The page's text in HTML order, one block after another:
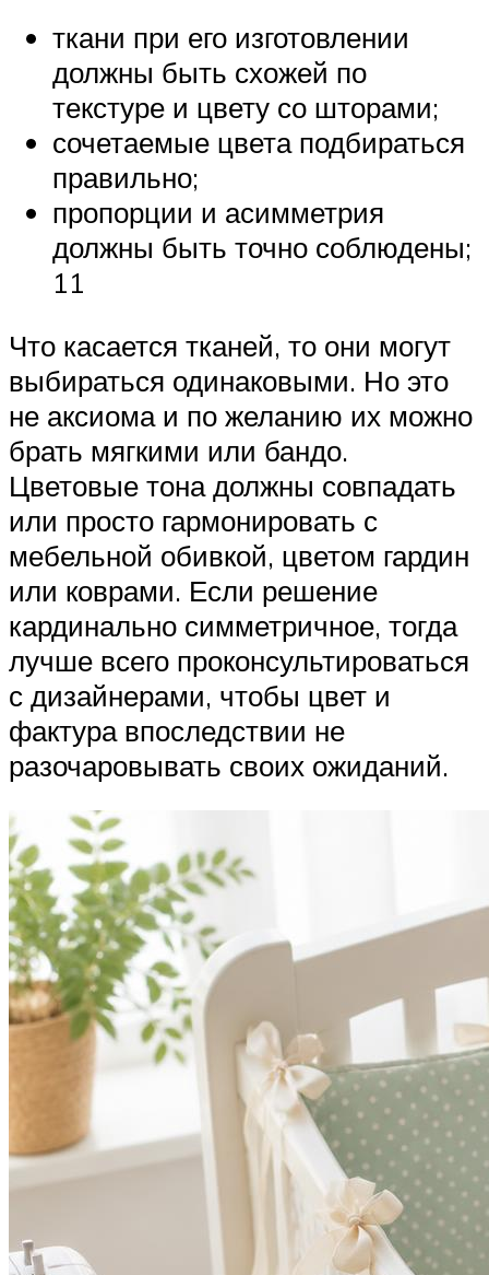
ткани при его изготовлении
должны быть схожей по
текстуре и цвету со шторами;
сочетаемые цвета подбираться
правильно;
пропорции и асимметрия
должны быть точно соблюдены;
11
Что касается тканей, то они могут
выбираться одинаковыми. Но это
не аксиома и по желанию их можно
брать мягкими или бандо.
Цветовые тона должны совпадать
или просто гармонировать с
мебельной обивкой, цветом гардин
или коврами. Если решение
кардинально симметричное, тогда
лучше всего проконсультироваться
с дизайнерами, чтобы цвет и
фактура впоследствии не
разочаровывать своих ожиданий.